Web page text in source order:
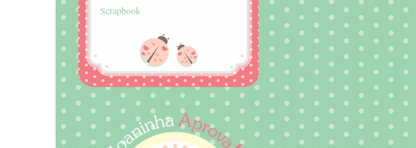
Scrapbook